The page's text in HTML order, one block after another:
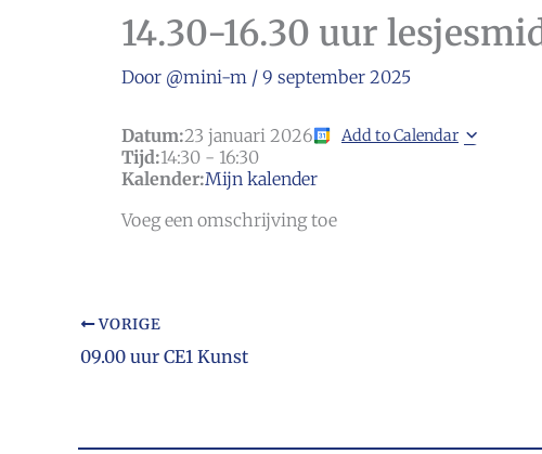
14.30-16.30 uur
Door @mini-m / 9 september 2025
Datum:23 januari 2026 Add to Calendar
Tijd:14:30 - 16:30
Kalender:Mijn kalender
Voeg een omschrijving toe
VORIGE
09.00 uur CE1 Kunst